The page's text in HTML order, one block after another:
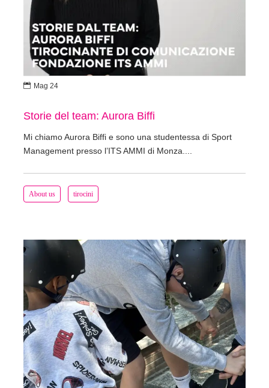
About us tirocini
Storie del team: Aurora Biffi
Mi chiamo Aurora Biffi e sono una studentessa di Sport
Management presso l’ITS AMMI di Monza....
 Mag 24